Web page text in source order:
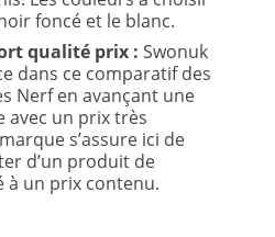
foncé et le blanc.
qualité prix : Swonuk
dans ce comparatif des
Nerf en avançant une
avec un prix très
s’assure ici de
d’un produit de
à un prix contenu.